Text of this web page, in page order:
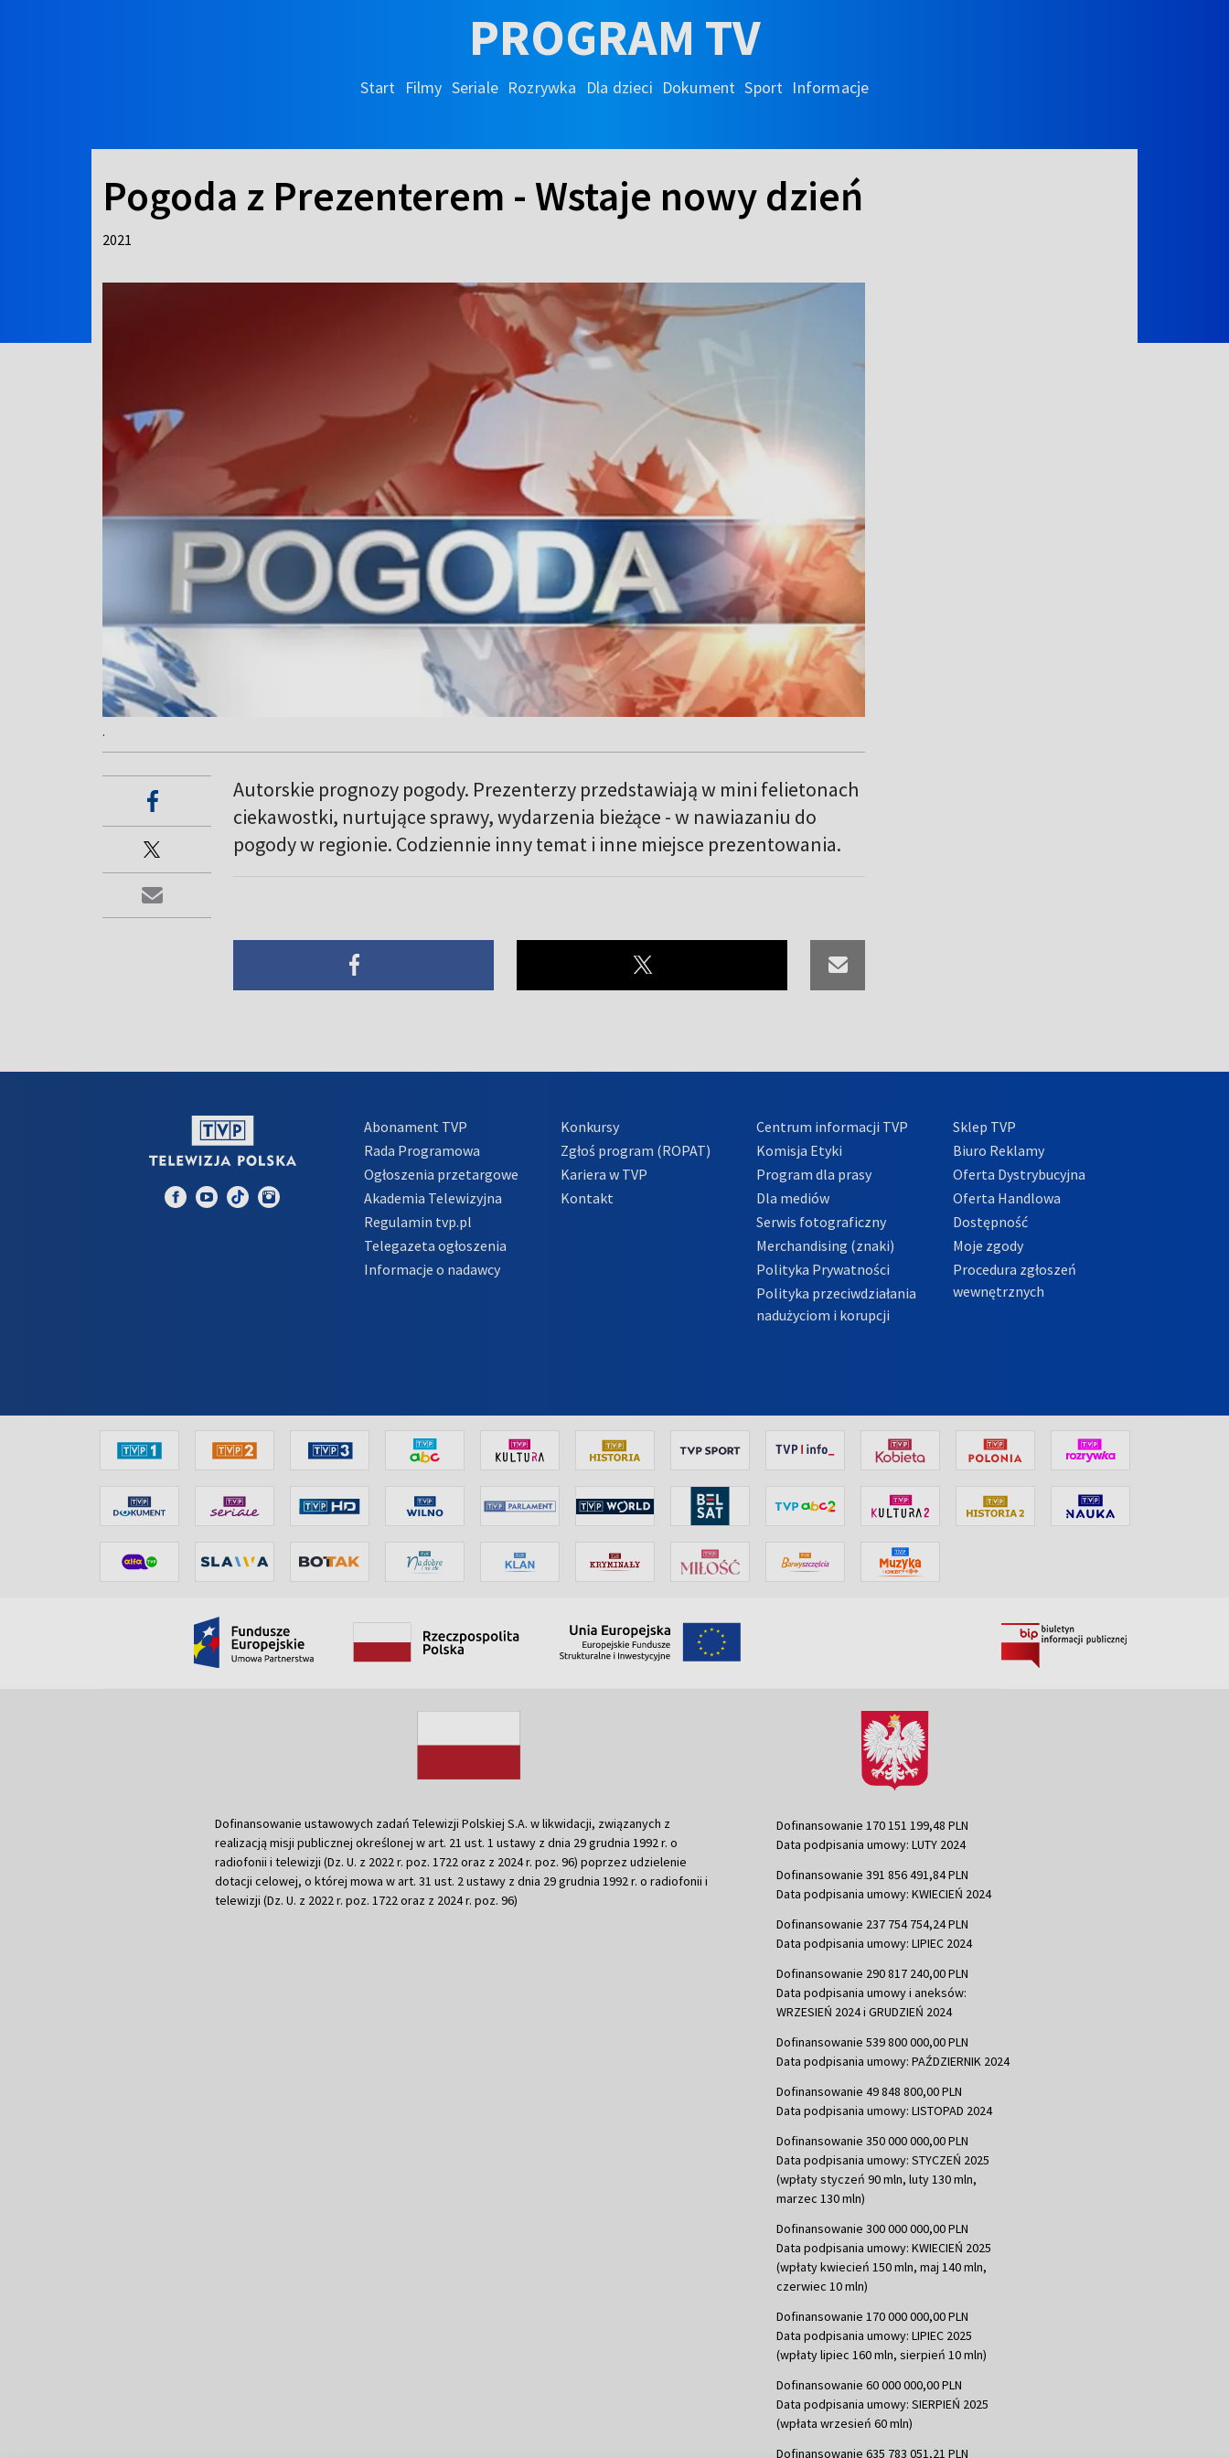
PROGRAM TV
Start Filmy Seriale Rozrywka Dla dzieci Dokument Sport Informacje
Pogoda z Prezenterem - Wstaje nowy dzień
2021
.
Autorskie prognozy pogody. Prezenterzy przedstawiają w mini felietonach
ciekawostki, nurtujące sprawy, wydarzenia bieżące - w nawiazaniu do
pogody w regionie. Codziennie inny temat i inne miejsce prezentowania.
Abonament TVP
Rada Programowa
Ogłoszenia przetargowe
Akademia Telewizyjna
Regulamin tvp.pl
Telegazeta ogłoszenia
Informacje o nadawcy
Konkursy
Zgłoś program (ROPAT)
Kariera w TVP
Kontakt
Centrum informacji TVP
Komisja Etyki
Program dla prasy
Dla mediów
Serwis fotograficzny
Merchandising (znaki)
Polityka Prywatności
Polityka przeciwdziałania
nadużyciom i korupcji
Sklep TVP
Biuro Reklamy
Oferta Dystrybucyjna
Oferta Handlowa
Dostępność
Moje zgody
Procedura zgłoszeń
wewnętrznych
Dofinansowanie ustawowych zadań Telewizji Polskiej S.A. w likwidacji, związanych z
realizacją misji publicznej określonej w art. 21 ust. 1 ustawy z dnia 29 grudnia 1992 r. o
radiofonii i telewizji (Dz. U. z 2022 r. poz. 1722 oraz z 2024 r. poz. 96) poprzez udzielenie
dotacji celowej, o której mowa w art. 31 ust. 2 ustawy z dnia 29 grudnia 1992 r. o radiofonii i
telewizji (Dz. U. z 2022 r. poz. 1722 oraz z 2024 r. poz. 96)
Dofinansowanie 170 151 199,48 PLN
Data podpisania umowy: LUTY 2024
Dofinansowanie 391 856 491,84 PLN
Data podpisania umowy: KWIECIEŃ 2024
Dofinansowanie 237 754 754,24 PLN
Data podpisania umowy: LIPIEC 2024
Dofinansowanie 290 817 240,00 PLN
Data podpisania umowy i aneksów:
WRZESIEŃ 2024 i GRUDZIEŃ 2024
Dofinansowanie 539 800 000,00 PLN
Data podpisania umowy: PAŹDZIERNIK 2024
Dofinansowanie 49 848 800,00 PLN
Data podpisania umowy: LISTOPAD 2024
Dofinansowanie 350 000 000,00 PLN
Data podpisania umowy: STYCZEŃ 2025
(wpłaty styczeń 90 mln, luty 130 mln,
marzec 130 mln)
Dofinansowanie 300 000 000,00 PLN
Data podpisania umowy: KWIECIEŃ 2025
(wpłaty kwiecień 150 mln, maj 140 mln,
czerwiec 10 mln)
Dofinansowanie 170 000 000,00 PLN
Data podpisania umowy: LIPIEC 2025
(wpłaty lipiec 160 mln, sierpień 10 mln)
Dofinansowanie 60 000 000,00 PLN
Data podpisania umowy: SIERPIEŃ 2025
(wpłata wrzesień 60 mln)
Dofinansowanie 635 783 051,21 PLN